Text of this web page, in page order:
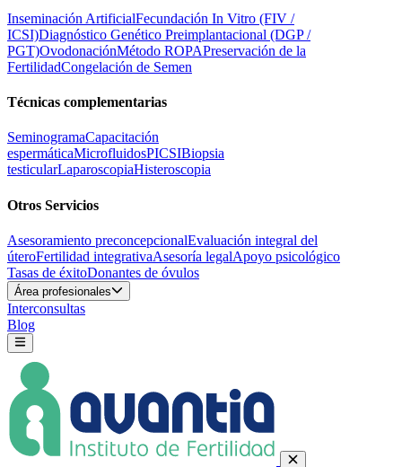
Inseminación ArtificialFecundación In Vitro (FIV /
ICSI)Diagnóstico Genético Preimplantacional (DGP /
PGT)OvodonaciónMétodo ROPAPreservación de la
FertilidadCongelación de Semen
Técnicas complementarias
SeminogramaCapacitación
espermáticaMicrofluidosPICSIBiopsia
testicularLaparoscopiaHisteroscopia
Otros Servicios
Asesoramiento preconcepcionalEvaluación integral del
úteroFertilidad integrativaAsesoría legalApoyo psicológico
Tasas de éxitoDonantes de óvulos
Área profesionales
Interconsultas
Blog